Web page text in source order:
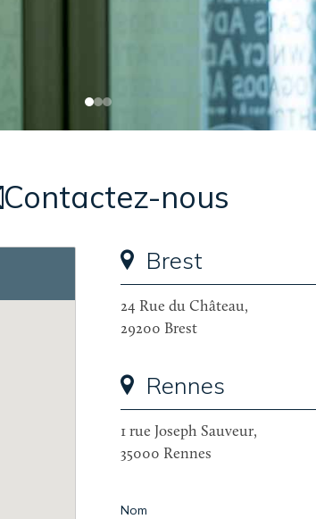
Contactez-nous
Brest
24 Rue du Château,
29200 Brest
Rennes
1 rue Joseph Sauveur,
35000 Rennes
Nom